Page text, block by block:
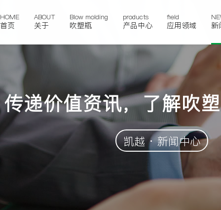
HOME
首页
ABOUT
关于
Blow molding
吹塑瓶
products
产品中心
field
应用领域 新
传递价值资讯，了解吹
凯越 · 新闻中心